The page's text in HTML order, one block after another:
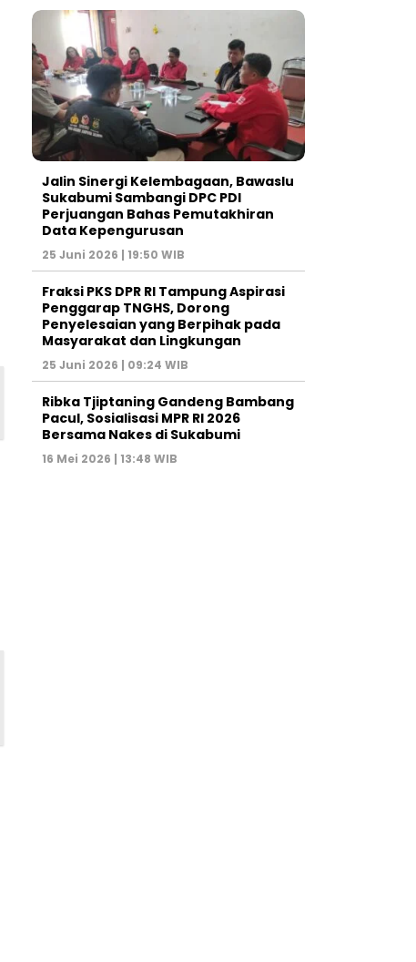
Jalin Sinergi Kelembagaan, Bawaslu
Sukabumi Sambangi DPC PDI
Perjuangan Bahas Pemutakhiran
Data Kepengurusan
25 Juni 2026 | 19:50 WIB
‎Fraksi PKS DPR RI Tampung Aspirasi
Penggarap TNGHS, Dorong
Penyelesaian yang Berpihak pada
Masyarakat dan Lingkungan‎
25 Juni 2026 | 09:24 WIB
Ribka Tjiptaning Gandeng Bambang
Pacul, Sosialisasi MPR RI 2026
Bersama Nakes di Sukabumi
16 Mei 2026 | 13:48 WIB